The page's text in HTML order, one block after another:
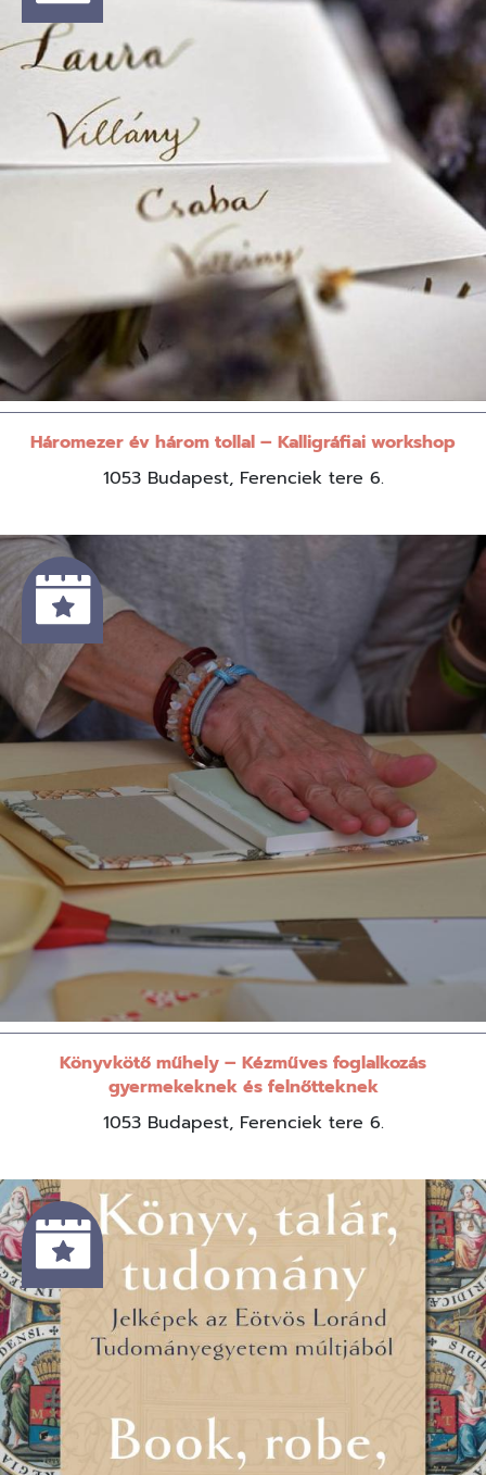
Háromezer év három tollal – Kalligráfiai workshop
1053 Budapest, Ferenciek tere 6.
Könyvkötő műhely – Kézműves foglalkozás
gyermekeknek és felnőtteknek
1053 Budapest, Ferenciek tere 6.